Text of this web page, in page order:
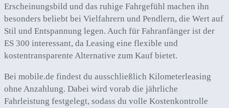
Erscheinungsbild und das ruhige Fahrgefühl machen ihn
besonders beliebt bei Vielfahrern und Pendlern, die Wert auf
Stil und Entspannung legen. Auch für Fahranfänger ist der
ES 300 interessant, da Leasing eine flexible und
kostentransparente Alternative zum Kauf bietet.
Bei mobile.de findest du ausschließlich Kilometerleasing
ohne Anzahlung. Dabei wird vorab die jährliche
Fahrleistung festgelegt, sodass du volle Kostenkontrolle